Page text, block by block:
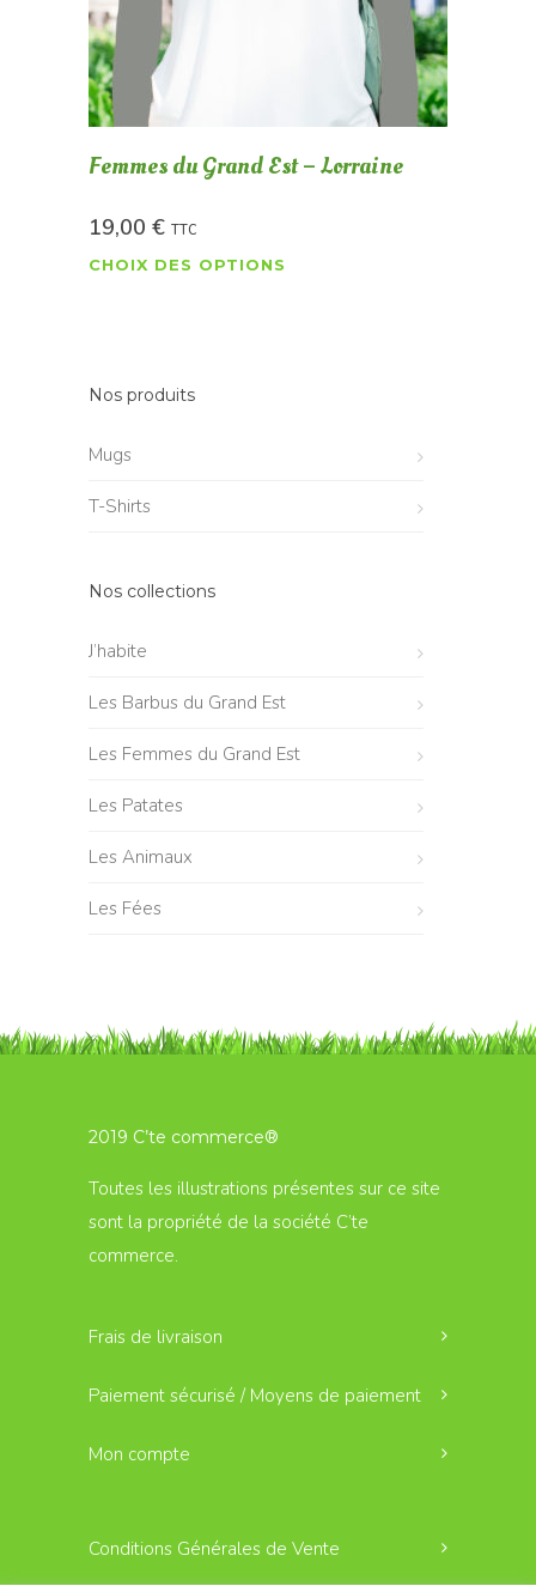
Femmes du Grand Est – Lorraine
19,00 € TTC
CHOIX DES OPTIONS
Nos produits
Mugs
T-Shirts
Nos collections
J’habite
Les Barbus du Grand Est
Les Femmes du Grand Est
Les Patates
Les Animaux
Les Fées
2019 C’te commerce®
Toutes les illustrations présentes sur ce site
sont la propriété de la société C’te
commerce.
Frais de livraison
Paiement sécurisé / Moyens de paiement
Mon compte
Conditions Générales de Vente